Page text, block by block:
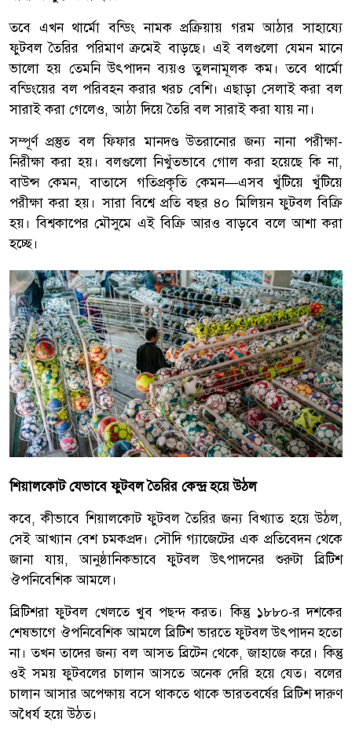
তবে এখন থার্মো বন্ডিং নামক প্রক্রিয়ায় গরম আঠার সাহায্যে
ফুটবল তৈরির পরিমাণ ক্রমেই বাড়ছে। এই বলগুলো যেমন মানে
ভালো হয় তেমনি উৎপাদন ব্যয়ও তুলনামূলক কম। তবে থার্মো
বন্ডিংয়ের বল পরিবহন করার খরচ বেশি। এছাড়া সেলাই করা বল
সারাই করা গেলেও, আঠা দিয়ে তৈরি বল সারাই করা যায় না।
সম্পূর্ণ প্রস্তুত বল ফিফার মানদণ্ড উতরানোর জন্য নানা পরীক্ষা-
নিরীক্ষা করা হয়। বলগুলো নিখুঁতভাবে গোল করা হয়েছে কি না,
বাউন্স কেমন, বাতাসে গতিপ্রকৃতি কেমন—এসব খুঁটিয়ে খুঁটিয়ে
পরীক্ষা করা হয়। সারা বিশ্বে প্রতি বছর ৪০ মিলিয়ন ফুটবল বিক্রি
হয়। বিশ্বকাপের মৌসুমে এই বিক্রি আরও বাড়বে বলে আশা করা
হচ্ছে।
শিয়ালকোট যেভাবে ফুটবল তৈরির কেন্দ্র হয়ে উঠল
কবে, কীভাবে শিয়ালকোট ফুটবল তৈরির জন্য বিখ্যাত হয়ে উঠল,
সেই আখ্যান বেশ চমকপ্রদ। সৌদি গ্যাজেটের এক প্রতিবেদন থেকে
জানা যায়, আনুষ্ঠানিকভাবে ফুটবল উৎপাদনের শুরুটা ব্রিটিশ
ঔপনিবেশিক আমলে।
ব্রিটিশরা ফুটবল খেলতে খুব পছন্দ করত। কিন্তু ১৮৮০-র দশকের
শেষভাগে ঔপনিবেশিক আমলে ব্রিটিশ ভারতে ফুটবল উৎপাদন হতো
না। তখন তাদের জন্য বল আসত ব্রিটেন থেকে, জাহাজে করে। কিন্তু
ওই সময় ফুটবলের চালান আসতে অনেক দেরি হয়ে যেত। বলের
চালান আসার অপেক্ষায় বসে থাকতে থাকে ভারতবর্ষের ব্রিটিশ দারুণ
অধৈর্য হয়ে উঠত।